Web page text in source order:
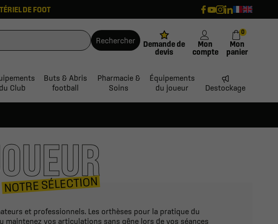
DE FOOT
Rechercher
Demande de
devis
Mon
compte
Mon
panier
0
du Club
Buts & Abris
football
Pharmacie &
Soins
Équipements
du joueur
Destockage
NOTRE SÉLECTION
et professionnels. Les orthèses pour la pratique du
vos articulations sans gêne lors de vos séances